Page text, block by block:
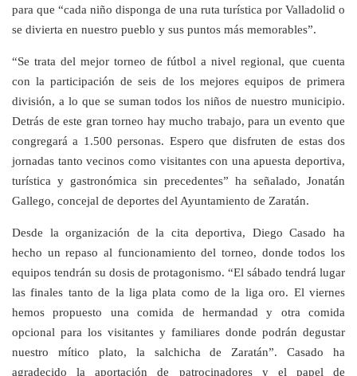
para que “cada niño disponga de una ruta turística por Valladolid o
se divierta en nuestro pueblo y sus puntos más memorables”.
“Se trata del mejor torneo de fútbol a nivel regional, que cuenta
con la participación de seis de los mejores equipos de primera
división, a lo que se suman todos los niños de nuestro municipio.
Detrás de este gran torneo hay mucho trabajo, para un evento que
congregará a 1.500 personas. Espero que disfruten de estas dos
jornadas tanto vecinos como visitantes con una apuesta deportiva,
turística y gastronómica sin precedentes” ha señalado, Jonatán
Gallego, concejal de deportes del Ayuntamiento de Zaratán.
Desde la organización de la cita deportiva, Diego Casado ha
hecho un repaso al funcionamiento del torneo, donde todos los
equipos tendrán su dosis de protagonismo. “El sábado tendrá lugar
las finales tanto de la liga plata como de la liga oro. El viernes
hemos propuesto una comida de hermandad y otra comida
opcional para los visitantes y familiares donde podrán degustar
nuestro mítico plato, la salchicha de Zaratán”. Casado ha
agradecido la aportación de patrocinadores y el papel de